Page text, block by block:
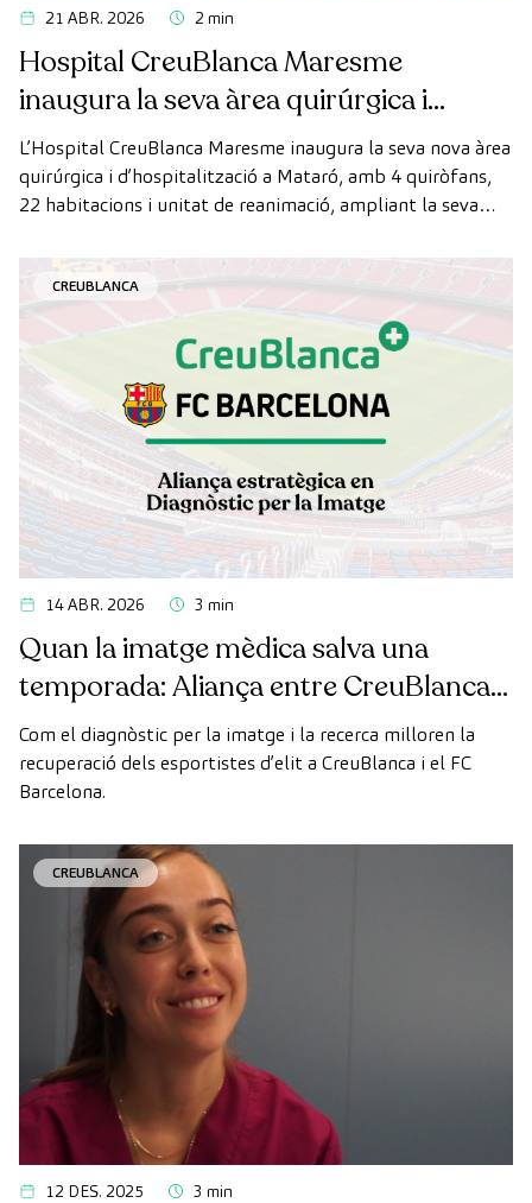
21 ABR. 2026 2 min
Hospital CreuBlanca Maresme
inaugura la seva àrea quirúrgica i
d’hospitalització
L’Hospital CreuBlanca Maresme inaugura la seva nova àrea
quirúrgica i d’hospitalització a Mataró, amb 4 quiròfans,
22 habitacions i unitat de reanimació, ampliant la seva
CREUBLANCA
14 ABR. 2026 3 min
Quan la imatge mèdica salva una
temporada: Aliança entre CreuBlanca i
el FC Barcelona
Com el diagnòstic per la imatge i la recerca milloren la
recuperació dels esportistes d’elit a CreuBlanca i el FC
Barcelona.
CREUBLANCA
12 DES. 2025 3 min